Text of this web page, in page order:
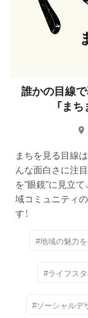
誰かの目線
「ま
まちを見る目線
んな面白さに注
を"眼鏡"に見立て
域コミュニティ
す！
#地域の魅力
#ライフス
#ソーシャルデ